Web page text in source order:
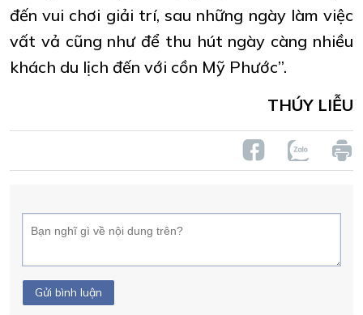
đến vui chơi giải trí, sau những ngày làm việc
vất vả cũng như để thu hút ngày càng nhiều
khách du lịch đến với cồn Mỹ Phước”.
THÚY LIỄU
Gửi bình luận